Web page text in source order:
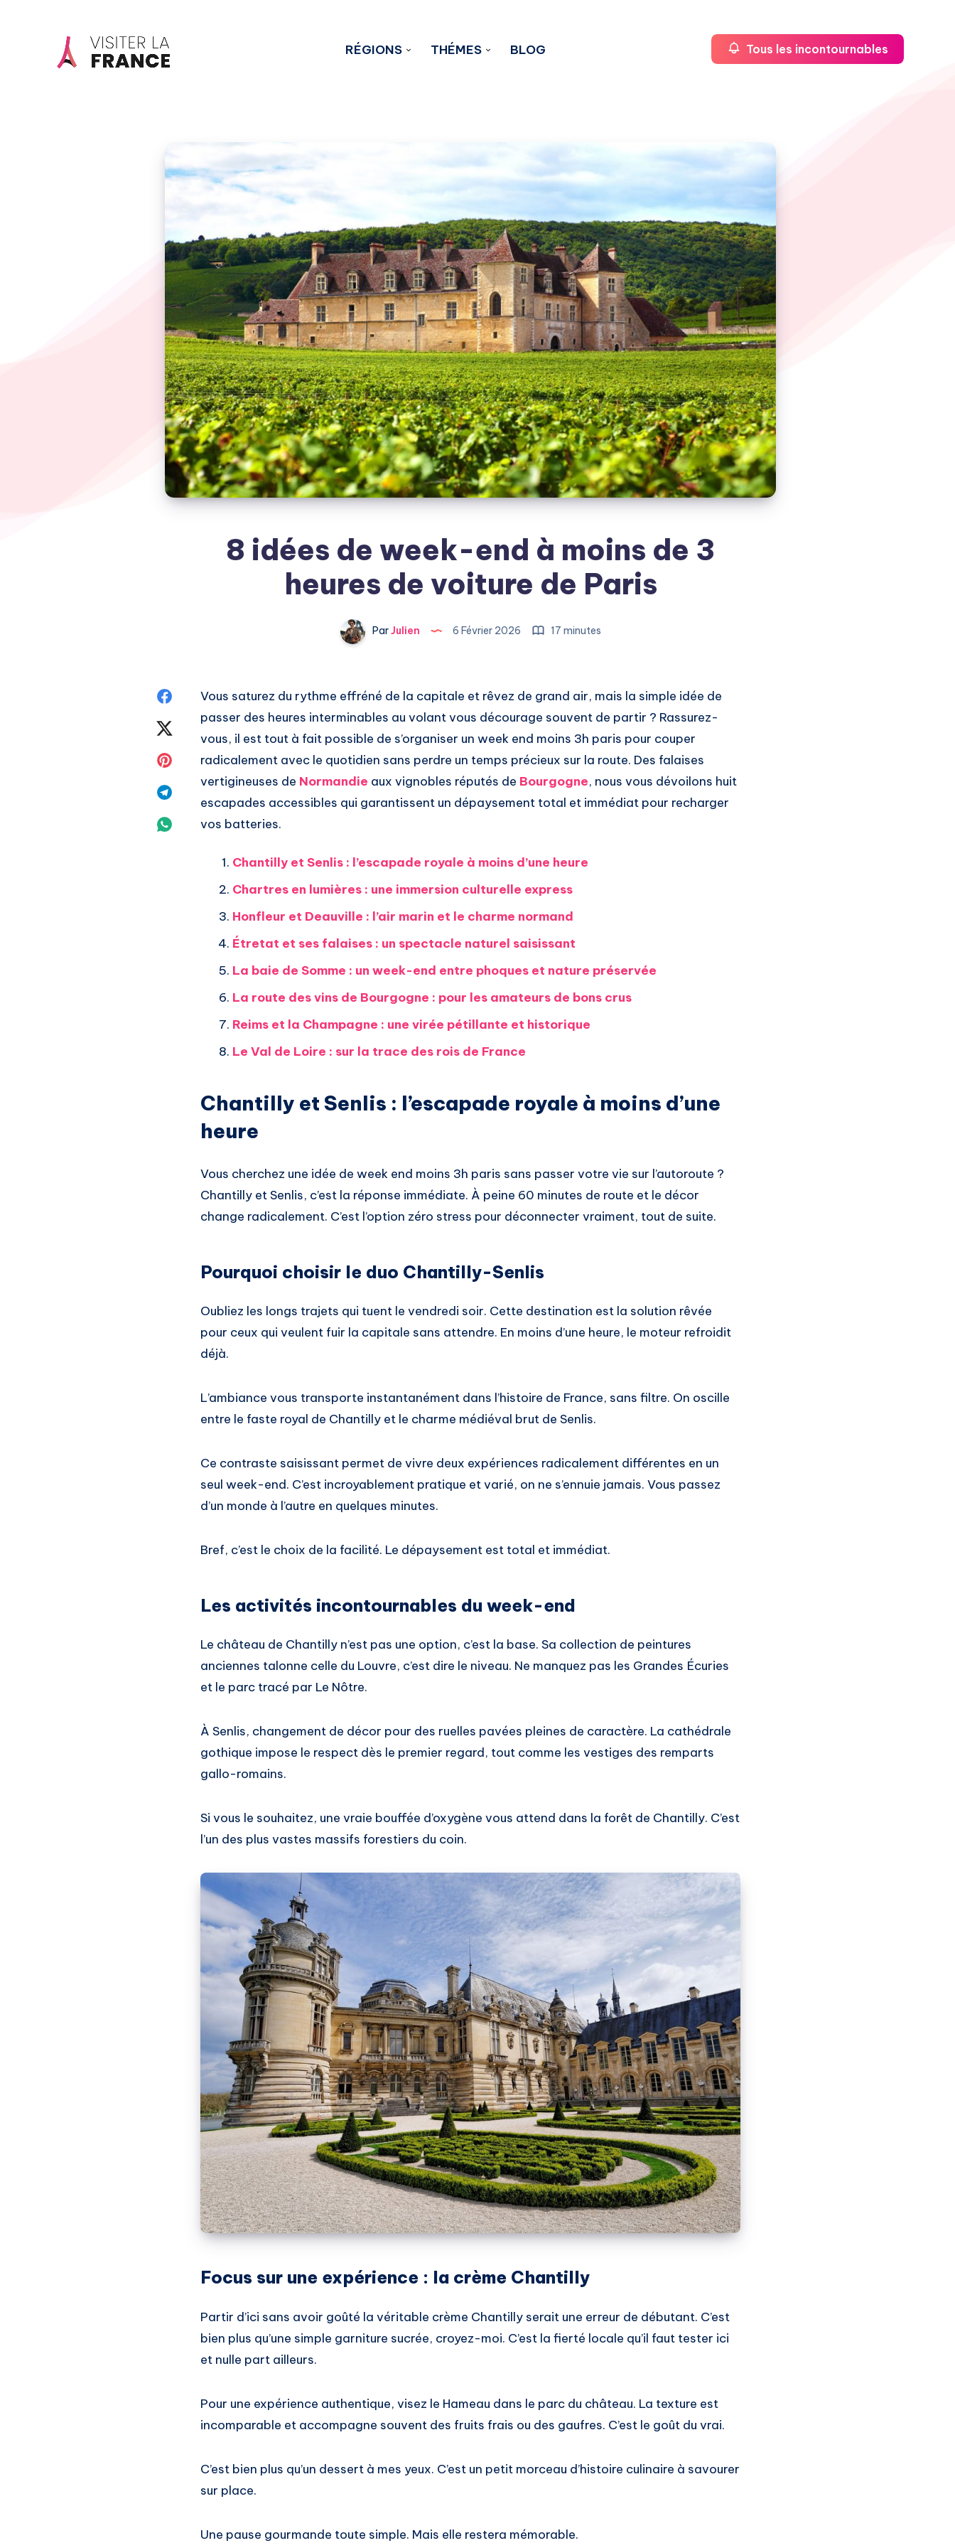
RÉGIONS THÉMES BLOG Tous les incontournables
8 idées de week-end à moins de 3
heures de voiture de Paris
ParJulien 6 Février 2026 17 minutes
Share
Facebook
Share
Twitter
Share
Share
Vous saturez du rythme effréné de la capitale et rêvez de grand air, mais la simple idée de
passer des heures interminables au volant vous décourage souvent de partir ? Rassurez-
vous, il est tout à fait possible de s’organiser un week end moins 3h paris pour couper
radicalement avec le quotidien sans perdre un temps précieux sur la route. Des falaises
vertigineuses de Normandie aux vignobles réputés de Bourgogne, nous vous dévoilons huit
escapades accessibles qui garantissent un dépaysement total et immédiat pour recharger
vos batteries.
Chantilly et Senlis : l’escapade royale à moins d’une heure
Chartres en lumières : une immersion culturelle express
Honfleur et Deauville : l’air marin et le charme normand
Étretat et ses falaises : un spectacle naturel saisissant
La baie de Somme : un week-end entre phoques et nature préservée
La route des vins de Bourgogne : pour les amateurs de bons crus
Reims et la Champagne : une virée pétillante et historique
Le Val de Loire : sur la trace des rois de France
Chantilly et Senlis : l’escapade royale à moins d’une
heure
Vous cherchez une idée de week end moins 3h paris sans passer votre vie sur l’autoroute ?
Chantilly et Senlis, c’est la réponse immédiate. À peine 60 minutes de route et le décor
change radicalement. C’est l’option zéro stress pour déconnecter vraiment, tout de suite.
Pourquoi choisir le duo Chantilly-Senlis
Oubliez les longs trajets qui tuent le vendredi soir. Cette destination est la solution rêvée
pour ceux qui veulent fuir la capitale sans attendre. En moins d’une heure, le moteur refroidit
déjà.
L’ambiance vous transporte instantanément dans l’histoire de France, sans filtre. On oscille
entre le faste royal de Chantilly et le charme médiéval brut de Senlis.
Ce contraste saisissant permet de vivre deux expériences radicalement différentes en un
seul week-end. C’est incroyablement pratique et varié, on ne s’ennuie jamais. Vous passez
d’un monde à l’autre en quelques minutes.
Bref, c’est le choix de la facilité. Le dépaysement est total et immédiat.
Les activités incontournables du week-end
Le château de Chantilly n’est pas une option, c’est la base. Sa collection de peintures
anciennes talonne celle du Louvre, c’est dire le niveau. Ne manquez pas les Grandes Écuries
et le parc tracé par Le Nôtre.
À Senlis, changement de décor pour des ruelles pavées pleines de caractère. La cathédrale
gothique impose le respect dès le premier regard, tout comme les vestiges des remparts
gallo-romains.
Si vous le souhaitez, une vraie bouffée d’oxygène vous attend dans la forêt de Chantilly. C’est
l’un des plus vastes massifs forestiers du coin.
Focus sur une expérience : la crème Chantilly
Partir d’ici sans avoir goûté la véritable crème Chantilly serait une erreur de débutant. C’est
bien plus qu’une simple garniture sucrée, croyez-moi. C’est la fierté locale qu’il faut tester ici
et nulle part ailleurs.
Pour une expérience authentique, visez le Hameau dans le parc du château. La texture est
incomparable et accompagne souvent des fruits frais ou des gaufres. C’est le goût du vrai.
C’est bien plus qu’un dessert à mes yeux. C’est un petit morceau d’histoire culinaire à savourer
sur place.
Une pause gourmande toute simple. Mais elle restera mémorable.